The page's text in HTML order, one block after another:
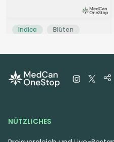
Indica Blüten
THC:25% CBD: %
NÜTZLICHES